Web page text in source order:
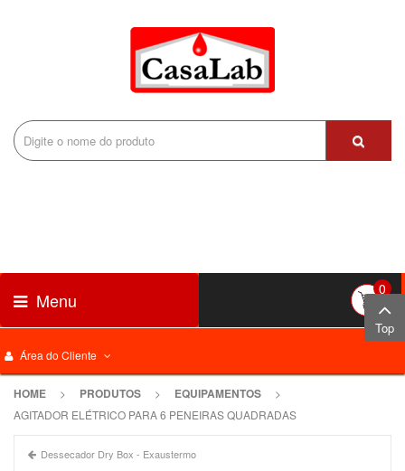
Área do Cliente
Menu 0
HOME > PRODUTOS > EQUIPAMENTOS
>
AGITADOR ELÉTRICO PARA 6 PENEIRAS QUADRADAS
Dessecador Dry Box - Exaustermo
Top